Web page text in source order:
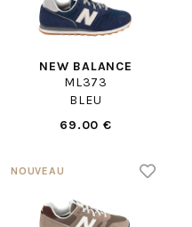
NEW BALANCE
ML373
BLEU
69.00 €